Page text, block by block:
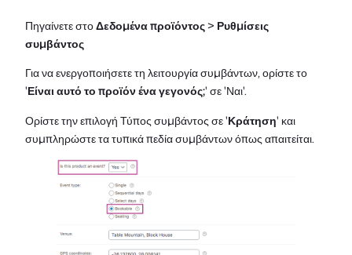
Πηγαίνετε στοΔεδομένα προϊόντος> Ρυθμίσεις
συμβάντος
Για να ενεργοποιήσετε τη λειτουργία συμβάντων, ορίστε το
'Είναι αυτό το προϊόν ένα γεγονός;' σε 'Ναι'.
Ορίστε την επιλογή Τύπος συμβάντος σε 'Κράτηση' και
συμπληρώστε τα τυπικά πεδία συμβάντων όπως απαιτείται.